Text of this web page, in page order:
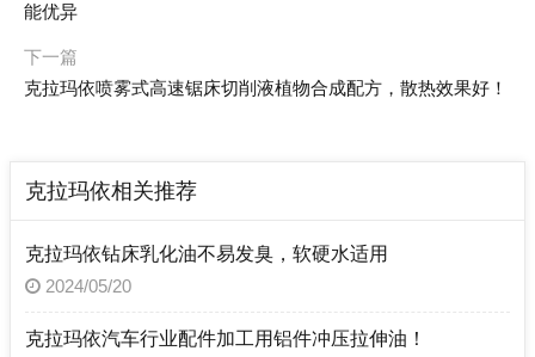
能优异
下一篇
克拉玛依喷雾式高速锯床切削液植物合成配方，散热效果好！
克拉玛依相关推荐
克拉玛依钻床乳化油不易发臭，软硬水适用
2024/05/20
克拉玛依汽车行业配件加工用铝件冲压拉伸油！